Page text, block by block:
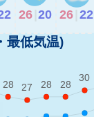
26 20 26 22
最低気温)